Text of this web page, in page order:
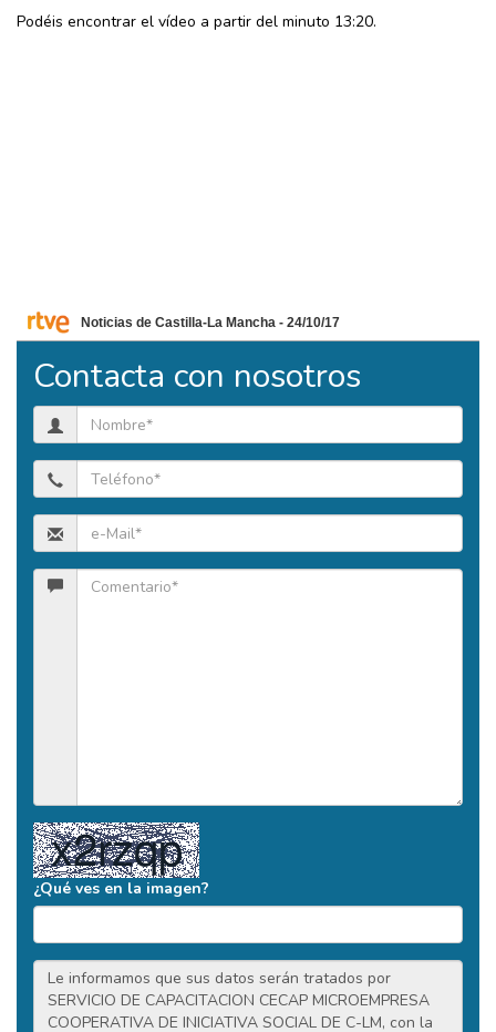
Podéis encontrar el vídeo a partir del minuto 13:20.
Noticias de Castilla-La Mancha - 24/10/17
Contacta con nosotros
¿Qué ves en la imagen?